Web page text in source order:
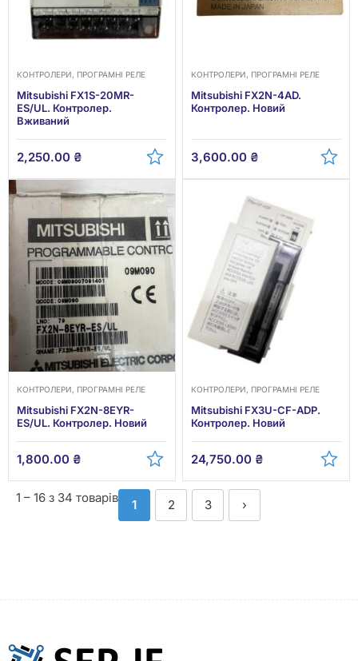
КОНТРОЛЕРИ, ПРОГРАМНІ РЕЛЕ
Mitsubishi FX1S-20MR-
ES/UL. Контролер.
Вживаний
2,250.00 ₴
КОНТРОЛЕРИ, ПРОГРАМНІ РЕЛЕ
Mitsubishi FX2N-4AD.
Контролер. Новий
3,600.00 ₴
КОНТРОЛЕРИ, ПРОГРАМНІ РЕЛЕ
Mitsubishi FX2N-8EYR-
ES/UL. Контролер. Новий
1,800.00 ₴
КОНТРОЛЕРИ, ПРОГРАМНІ РЕЛЕ
Mitsubishi FX3U-CF-ADP.
Контролер. Новий
24,750.00 ₴
1 – 16 з 34 товарів 1 2 3 ›